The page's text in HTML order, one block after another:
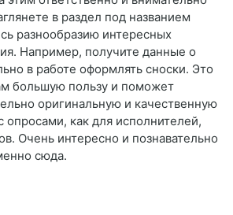
в раздел под названием
разнообразию интересных
Например, получите данные о
в работе оформлять сноски. Это
большую пользу и поможет
оригинальную и качественную
опросами, как для исполнителей,
Очень интересно и познавательно
сюда.